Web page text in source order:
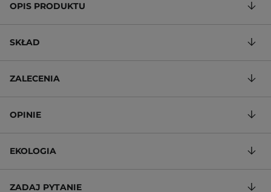
OPIS PRODUKTU
SKŁAD
ZALECENIA
OPINIE
EKOLOGIA
ZADAJ PYTANIE